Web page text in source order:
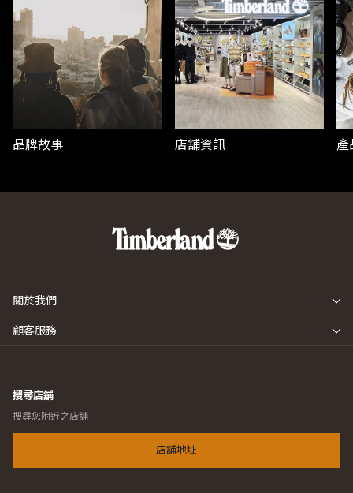
品牌故事 店舖資訊 產
關於我們
顧客服務
搜尋店舖
搜尋您附近之店舖
店舖地址